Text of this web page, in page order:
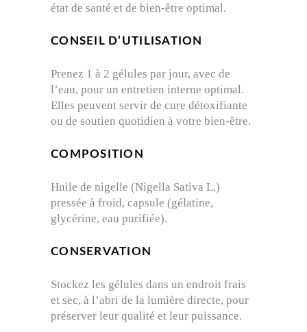
état de santé et de bien-être optimal.
CONSEIL D’UTILISATION
Prenez 1 à 2 gélules par jour, avec de
l’eau, pour un entretien interne optimal.
Elles peuvent servir de cure détoxifiante
ou de soutien quotidien à votre bien-être.
COMPOSITION
Huile de nigelle (Nigella Sativa L.)
pressée à froid, capsule (gélatine,
glycérine, eau purifiée).
CONSERVATION
Stockez les gélules dans un endroit frais
et sec, à l’abri de la lumière directe, pour
préserver leur qualité et leur puissance.